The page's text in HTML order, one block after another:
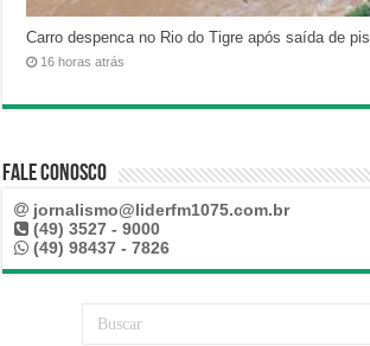
Carro despenca no Rio do Tigre após saída de
16 horas atrás
Fale Conosco
jornalismo@liderfm1075.com.br
(49) 3527 - 9000
(49) 98437 - 7826